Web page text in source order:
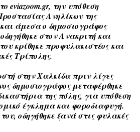
eviazoom.gr, την υπόθεση
Ανηλίκων της
άμεσα ο δημοσιογράφος
στον Ανακριτή και
κρίθηκε προφυλακιστέος και
Τρίπολης.
στην Χαλκίδα πριν λίγες
δημοσιογράφος μεταφέρθηκε
της πόλης, για υπόθεση
έγκλημα και φοροδιαφυγή.
οδηγήθηκε ξανά στις φυλακές